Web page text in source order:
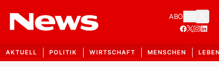
ABO
AKTUELL POLITIK WIRTSCHAFT MENSCHEN